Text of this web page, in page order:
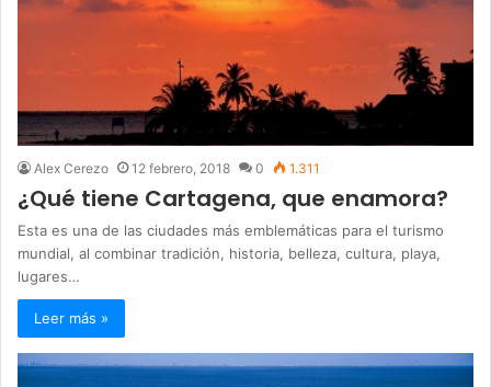
Alex Cerezo 12 febrero, 2018 0 1.311
¿Qué tiene Cartagena, que enamora?
Esta es una de las ciudades más emblemáticas para el turismo
mundial, al combinar tradición, historia, belleza, cultura, playa,
lugares…
Leer más »